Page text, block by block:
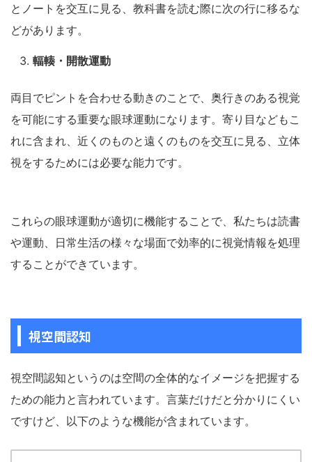
とノートを交互に見る、教科書を読む際に次の行に移るな
どがあります。
輻輳・開散運動
両目でピントを合わせる動きのことで、奥行きのある視覚
を可能にする重要な眼球運動になります。寄り目などもこ
れに含まれ、近くのものと遠くのものを交互に見る、立体
視をするためには必要な能力です。
これらの眼球運動が適切に機能することで、私たちは読書
や運動、日常生活の様々な場面で効率的に視覚情報を処理
することができています。
視空間認知
視空間認知というのは空間の全体的なイメージを把握する
ための能力と言われています。言葉だけだと分かりにくい
ですけど、以下のような機能が含まれています。